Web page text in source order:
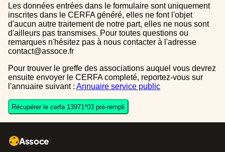
Les données entrées dans le formulaire sont uniquement
inscrites dans le CERFA généré, elles ne font l'objet
d'aucun autre traitement de notre part, elles ne nous sont
d'ailleurs pas transmises. Pour toutes questions ou
remarques n'hésitez pas à nous contacter à l'adresse
contact@assoce.fr
Pour trouver le greffe des associations auquel vous devrez
ensuite envoyer le CERFA completé, reportez-vous sur
l'annuaire suivant : Annuaire service public
Récupérer le cerfa 13971*03 pré-rempli
Assoce